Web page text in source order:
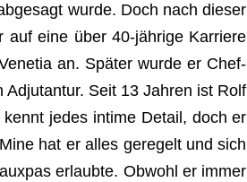
wurde. Doch nach die­ser
auf eine über 40-jäh­rige Kar­riere
an. Spä­ter wurde er Chef­
Seit 13 Jah­ren ist Rolf
jedes intime Detail, doch er
hat er alles gere­gelt und sich
erlaubte. Obwohl er immer